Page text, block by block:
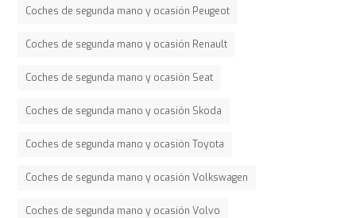
Coches de segunda mano y ocasión Peugeot
Coches de segunda mano y ocasión Renault
Coches de segunda mano y ocasión Seat
Coches de segunda mano y ocasión Skoda
Coches de segunda mano y ocasión Toyota
Coches de segunda mano y ocasión Volkswagen
Coches de segunda mano y ocasión Volvo